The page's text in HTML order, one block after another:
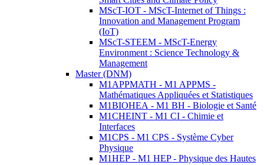
MScT-IOT - MScT-Internet of Things :
Innovation and Management Program
(IoT)
MScT-STEEM - MScT-Energy
Environment : Science Technology &
Management
Master (DNM)
M1APPMATH - M1 APPMS -
Mathématiques Appliquées et Statistiques
M1BIOHEA - M1 BH - Biologie et Santé
M1CHEINT - M1 CI - Chimie et
Interfaces
M1CPS - M1 CPS - Système Cyber
Physique
M1HEP - M1 HEP - Physique des Hautes